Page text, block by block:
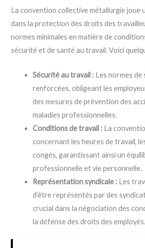
La convention collective métallurgie joue
dans la protection des droits des
normes minimales en matière de
sécurité et de santé au travail. Voici
Sécurité au travail : Les normes
renforcées, obligeant les
des mesures de prévention des
maladies professionnelles.
Conditions de travail : La
concernant les heures de travail,
congés, garantissant ainsi un
professionnelle et vie personnelle.
Représentation syndicale : Les
d’être représentés par des
crucial dans la négociation des
la défense des droits des employés.